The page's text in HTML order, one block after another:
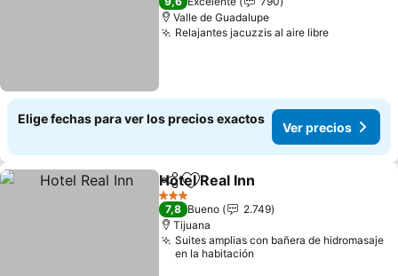
Valle de Guadalupe
Relajantes jacuzzis al aire libreVer
Elige fechas para ver los precios exactos
Ver precios
CompartirAgregar a favoritos
Hotel Real Inn
3 Estrellas
7,8 Bueno
2.749
Tijuana
Suites amplias con bañera de hidromasaje
en la habitación